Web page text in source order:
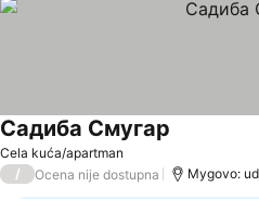
Cela kuća/apartman
Садиба Смугар
/ Ocena nije dostupna Mygovo: